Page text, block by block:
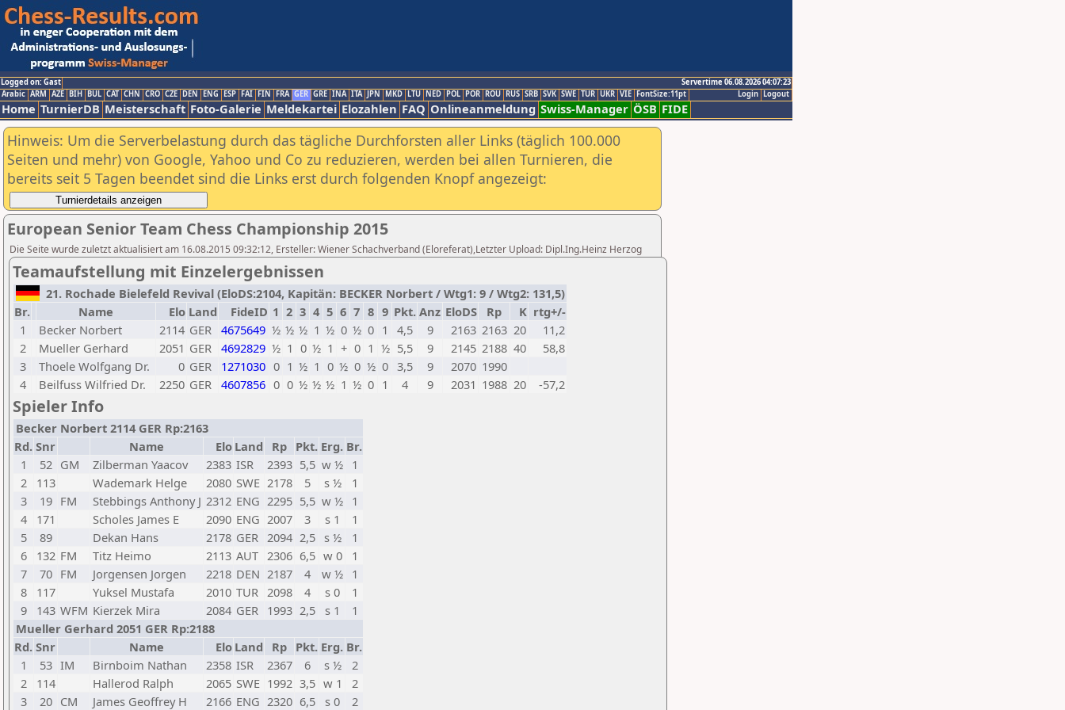
Logged on: Gast
Servertime 06.08.2026 04:07:23
Logout
Login
Arabic ARM AZE BIH BUL CAT CHN CRO CZE DEN ENG ESP FAI FIN FRA GER GRE INA ITA JPN MKD LTU NED POL POR ROU RUS SRB SVK SWE TUR UKR VIE FontSize:11pt
Home TurnierDB Meisterschaft Foto-Galerie Meldekartei Elozahlen FAQ Onlineanmeldung Swiss-Manager ÖSB FIDE
Hinweis: Um die Serverbelastung durch das tägliche Durchforsten aller Links (täglich 100.000
Seiten und mehr) von Google, Yahoo und Co zu reduzieren, werden bei allen Turnieren, die
bereits seit 5 Tagen beendet sind die Links erst durch folgenden Knopf angezeigt:
European Senior Team Chess Championship 2015
Die Seite wurde zuletzt aktualisiert am 16.08.2015 09:32:12, Ersteller: Wiener Schachverband (Eloreferat),Letzter Upload: Dipl.Ing.Heinz Herzog
Teamaufstellung mit Einzelergebnissen
21. Rochade Bielefeld Revival (EloDS:2104, Kapitän: BECKER Norbert / Wtg1: 9 / Wtg2: 131,5)
Br.
Name Elo Land FideID 1 2 3 4 5 6 7 8 9 Pkt. Anz EloDS Rp K rtg+/-
1
Becker Norbert 2114 GER 4675649 ½ ½ ½ 1 ½ 0 ½ 0 1 4,5 9 2163 2163 20
11,2
2
Mueller Gerhard 2051 GER 4692829 ½ 1 0 ½ 1 + 0 1 ½ 5,5 9 2145 2188 40
58,8
3
Thoele Wolfgang Dr. 0 GER 1271030 0 1 ½ 1 0 ½ 0 ½ 0 3,5 9 2070 1990
4
Beilfuss Wilfried Dr. 2250 GER 4607856 0 0 ½ ½ ½ 1 ½ 0 1 4 9 2031 1988 20 -57,2
Spieler Info
Becker Norbert 2114 GER Rp:2163
Rd. Snr Name Elo Land Rp Pkt. Erg. Br.
1
52 GM Zilberman Yaacov 2383 ISR 2393 5,5 w ½ 1
2
113 Wademark Helge 2080 SWE 2178 5 s ½
1
3
19 FM Stebbings Anthony J 2312 ENG 2295 5,5 w ½ 1
4
171 Scholes James E 2090 ENG 2007 3 s 1
1
5
89 Dekan Hans 2178 GER 2094 2,5 s ½
1
6
132 FM Titz Heimo 2113 AUT 2306 6,5 w 0
1
7
70 FM Jorgensen Jorgen 2218 DEN 2187 4 w ½ 1
8
117 Yuksel Mustafa 2010 TUR 2098 4 s 0
1
9
143 WFM Kierzek Mira 2084 GER 1993 2,5 s 1
1
Mueller Gerhard 2051 GER Rp:2188
Rd. Snr Name Elo Land Rp Pkt. Erg. Br.
1
53 IM Birnboim Nathan 2358 ISR 2367 6 s ½
2
2
114 Hallerod Ralph 2065 SWE 1992 3,5 w 1
2
3
20 CM James Geoffrey H 2166 ENG 2320 6,5 s 0
2